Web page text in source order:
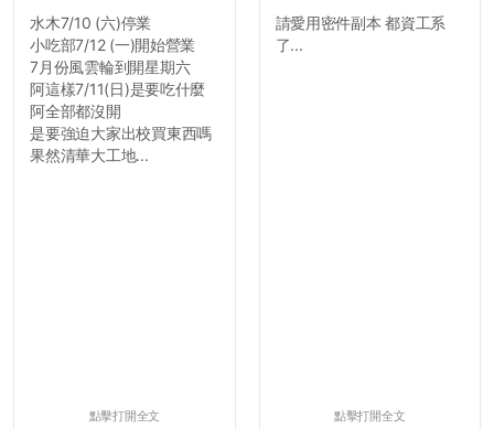
水木7/10 (六)停業
小吃部7/12 (一)開始營業
7月份風雲輪到開星期六
阿這樣7/11(日)是要吃什麼
阿全部都沒開
是要強迫大家出校買東西嗎
果然清華大工地...
點擊打開全文
請愛用密件副本 都資工系
了...
點擊打開全文